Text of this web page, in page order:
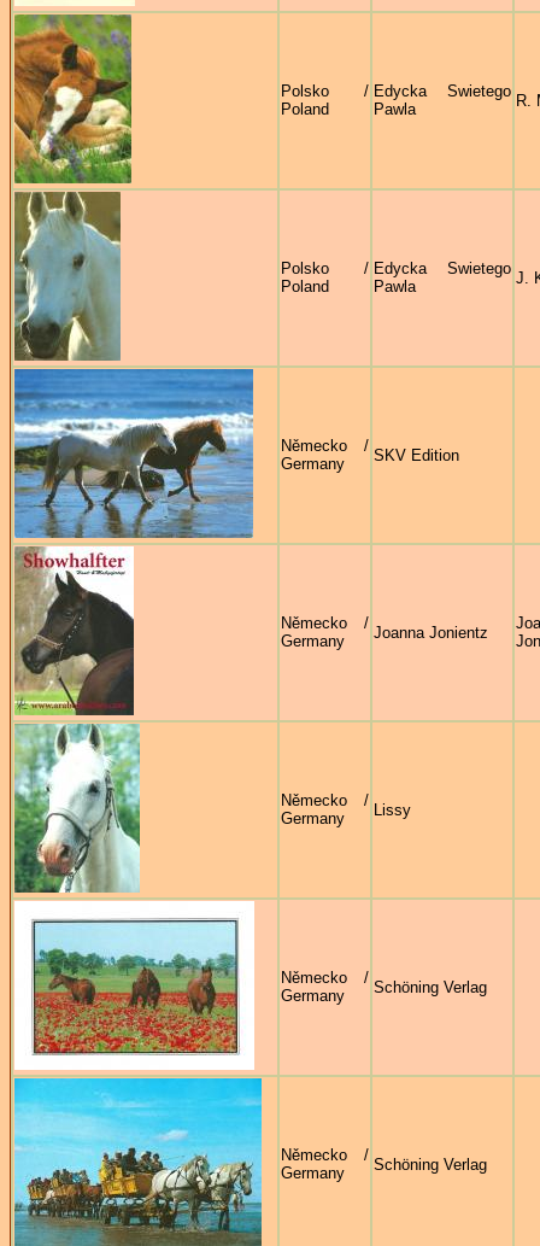
Polsko /
Poland
Edycka Swietego
Pawla
R.
Polsko /
Poland
Edycka Swietego
Pawla
J.
Německo /
Germany
SKV Edition
Německo /
Germany
Joanna Jonientz
Německo /
Germany
Lissy
Německo /
Germany
Schöning Verlag
Německo /
Germany
Schöning Verlag